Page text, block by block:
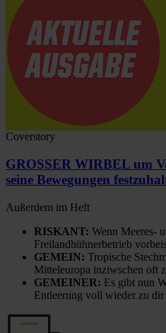
Coverstory
GROSSER WIRBEL um
seine Bewegungen
Außerdem im Heft
RISKANT: Wenn Meeres-
Freilandhühnerbetrieb
GEMEIN: Tropische
Mitteleuropa inziwschen oft
GEMEINER: Es gibt nun
Entleerung voll wieder zu